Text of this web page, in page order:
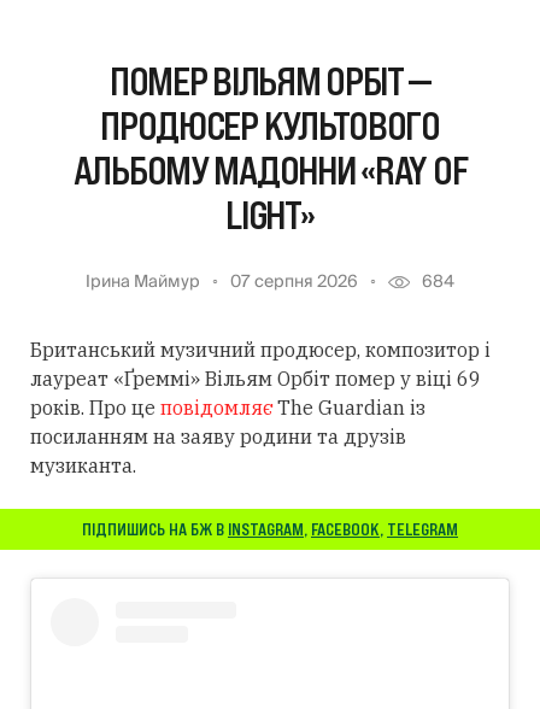
ПОМЕР ВІЛЬЯМ ОРБІТ —
ПРОДЮСЕР КУЛЬТОВОГО
АЛЬБОМУ МАДОННИ «RAY OF
LIGHT»
Ірина Маймур 07 серпня 2026 684
Британський музичний продюсер, композитор і
лауреат «Ґреммі» Вільям Орбіт помер у віці 69
років. Про це повідомляєThe Guardian із
посиланням на заяву родини та друзів
музиканта.
ПІДПИШИСЬ НА БЖ В INSTAGRAM, FACEBOOK, TELEGRAM